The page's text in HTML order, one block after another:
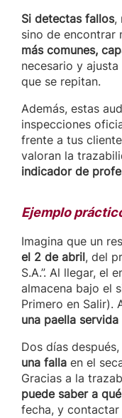
Si detectas fallos,
sino de encontrar
más comunes,
necesario y
que se repitan.
Además, estas
inspecciones
frente a tus
valoran la
indicador de
Ejemplo
Imagina que un
el 2 de abril, del
S.A.”. Al llegar, el
almacena bajo el
Primero en Salir).
una paella
Dos días después,
una falla en el
Gracias a la
puede saber a
fecha, y contactar